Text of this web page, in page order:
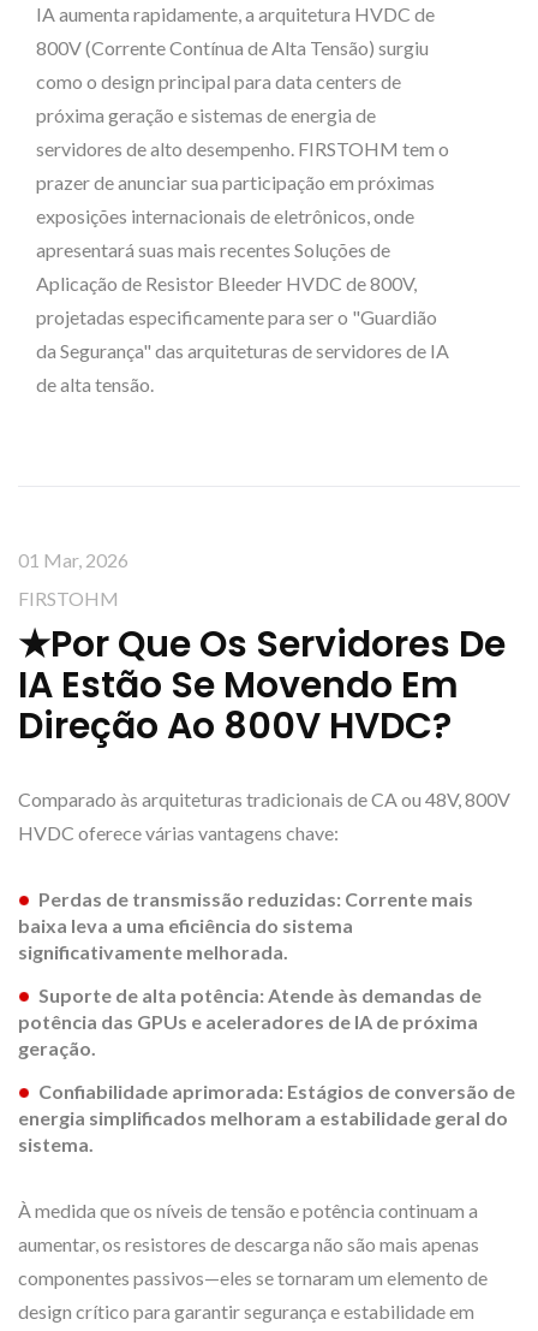
IA aumenta rapidamente, a arquitetura HVDC de
800V (Corrente Contínua de Alta Tensão) surgiu
como o design principal para data centers de
próxima geração e sistemas de energia de
servidores de alto desempenho. FIRSTOHM tem o
prazer de anunciar sua participação em próximas
exposições internacionais de eletrônicos, onde
apresentará suas mais recentes Soluções de
Aplicação de Resistor Bleeder HVDC de 800V,
projetadas especificamente para ser o "Guardião
da Segurança" das arquiteturas de servidores de IA
de alta tensão.
01 Mar, 2026
FIRSTOHM
★Por Que Os Servidores De
IA Estão Se Movendo Em
Direção Ao 800V HVDC?
Comparado às arquiteturas tradicionais de CA ou 48V, 800V
HVDC oferece várias vantagens chave:
Perdas de transmissão reduzidas: Corrente mais
baixa leva a uma eficiência do sistema
significativamente melhorada.
Suporte de alta potência: Atende às demandas de
potência das GPUs e aceleradores de IA de próxima
geração.
Confiabilidade aprimorada: Estágios de conversão de
energia simplificados melhoram a estabilidade geral do
sistema.
À medida que os níveis de tensão e potência continuam a
aumentar, os resistores de descarga não são mais apenas
componentes passivos—eles se tornaram um elemento de
design crítico para garantir segurança e estabilidade em